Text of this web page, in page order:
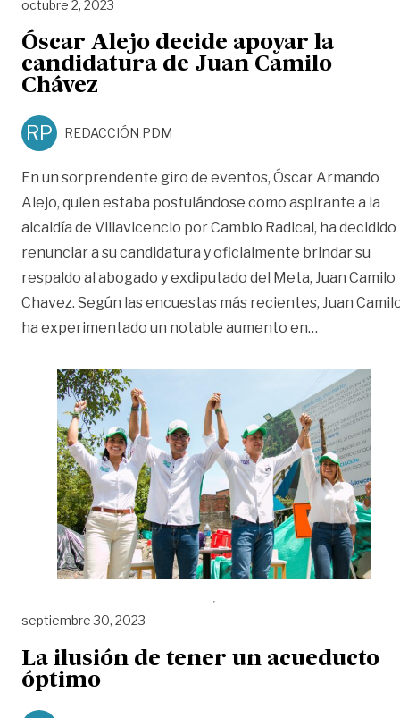
octubre 2, 2023
Óscar Alejo decide apoyar la
candidatura de Juan Camilo
Chávez
RP REDACCIÓN PDM
En un sorprendente giro de eventos, Óscar Armando
Alejo, quien estaba postulándose como aspirante a la
alcaldía de Villavicencio por Cambio Radical, ha decidido
renunciar a su candidatura y oficialmente brindar su
respaldo al abogado y exdiputado del Meta, Juan Camilo
Chavez. Según las encuestas más recientes, Juan
ha experimentado un notable aumento en…
septiembre 30, 2023
La ilusión de tener un acueducto
óptimo